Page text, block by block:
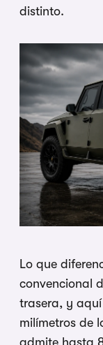
distinto.
Lo que
convencional
trasera, y
milímetros de
admite hasta